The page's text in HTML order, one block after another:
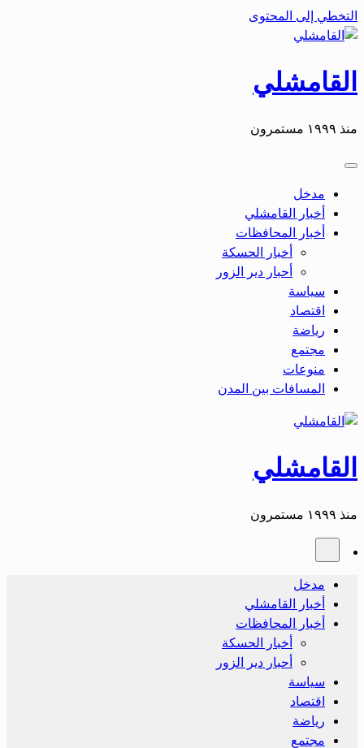
التخطي إلى المحتوى
القامشلي
منذ ١٩٩٩ مستمرون
مدخل
أخبار القامشلي
أخبار المحافظات
أخبار الحسكة
أحبار دير الزور
سياسة
اقتصاد
رياضة
مجتمع
منوعات
المسافات بين المدن
القامشلي
منذ ١٩٩٩ مستمرون
مدخل
أخبار القامشلي
أخبار المحافظات
أخبار الحسكة
أحبار دير الزور
سياسة
اقتصاد
رياضة
مجتمع